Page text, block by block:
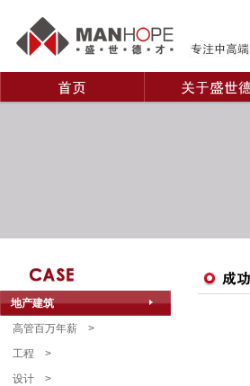
地产建筑
高管百万年薪 >
工程 >
设计 >